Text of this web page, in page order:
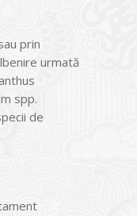
prin
urmată
spp.
de